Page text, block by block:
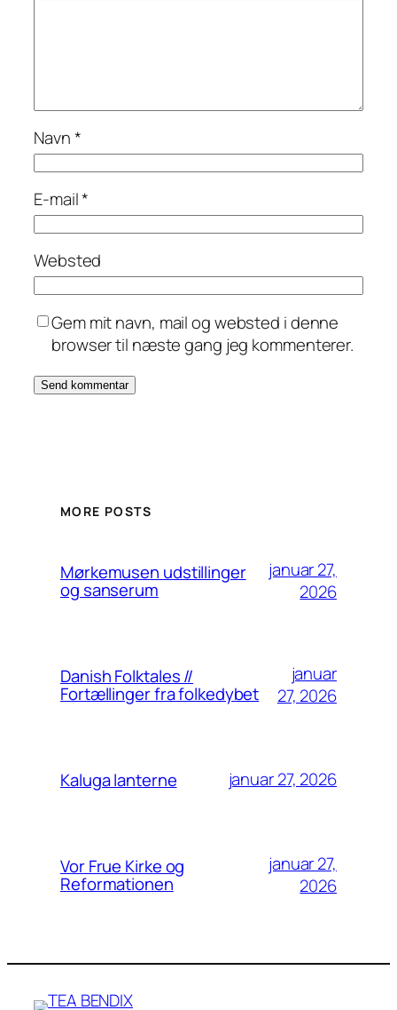
Navn*
E-mail*
Websted
Gem mit navn, mail og websted i denne
browser til næste gang jeg kommenterer.
MORE POSTS
Mørkemusen udstillinger
og sanserum
januar 27,
2026
Danish Folktales //
Fortællinger fra folkedybet
januar
27, 2026
Kaluga lanterne januar 27, 2026
Vor Frue Kirke og
Reformationen
januar 27,
2026